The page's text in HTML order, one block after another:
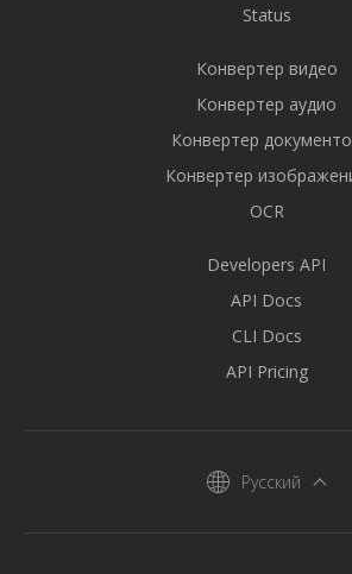
Status
Конвертер видео
Конвертер аудио
Конвертер
Конвертер
OCR
Developers API
API Docs
CLI Docs
API Pricing
Русский